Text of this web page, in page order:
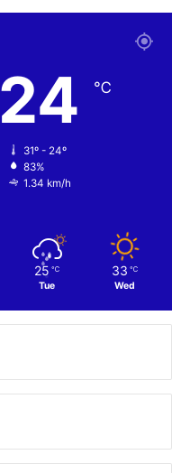
24 ℃
31º - 24º
83%
1.34 km/h
25 ℃
Tue
33 ℃
Wed